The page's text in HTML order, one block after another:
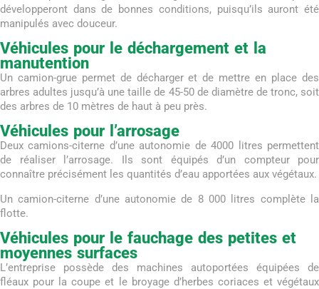
développeront dans de bonnes conditions, puisqu’ils auront été
manipulés avec douceur.
Véhicules pour le déchargement et la
manutention
Un camion-grue permet de décharger et de mettre en place des
arbres adultes jusqu’à une taille de 45-50 de diamètre de tronc, soit
des arbres de 10 mètres de haut à peu près.
Véhicules pour l’arrosage
Deux camions-citerne d’une autonomie de 4000 litres permettent
de réaliser l’arrosage. Ils sont équipés d’un compteur pour
connaître précisément les quantités d’eau apportées aux végétaux.
Un camion-citerne d’une autonomie de 8 000 litres complète la
flotte.
Véhicules pour le fauchage des petites et
moyennes surfaces
L’entreprise possède des machines autoportées équipées de
fléaux pour la coupe et le broyage d’herbes coriaces et végétaux